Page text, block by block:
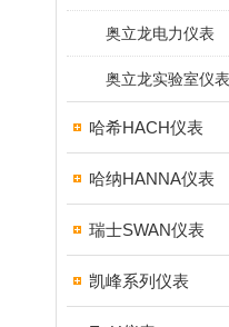
奥立龙电力仪表
奥立龙实验室仪表
哈希HACH仪表
哈纳HANNA仪表
瑞士SWAN仪表
凯峰系列仪表